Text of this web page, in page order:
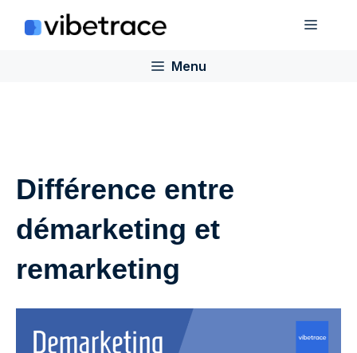
Menu
Menu
Différence entre
démarketing et
remarketing